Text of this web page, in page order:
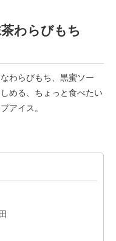
わらびもち
わらびもち、黒蜜ソー
める、ちょっと食べたい
アイス。